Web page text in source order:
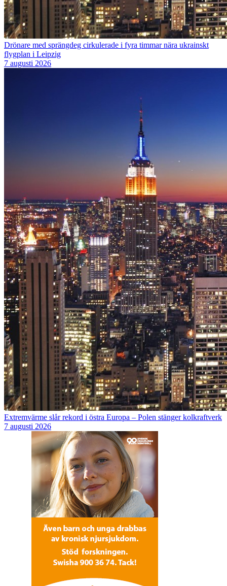
Drönare med sprängdeg cirkulerade i fyra timmar nära ukrainskt
flygplan i Leipzig
7 augusti 2026
Extremvärme slår rekord i östra Europa – Polen stänger kolkraftverk
7 augusti 2026